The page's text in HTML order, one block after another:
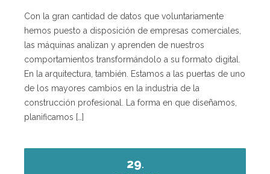
Con la gran cantidad de datos que voluntariamente
hemos puesto a disposición de empresas comerciales,
las máquinas analizan y aprenden de nuestros
comportamientos transformándolo a su formato digital.
En la arquitectura, también. Estamos a las puertas de uno
de los mayores cambios en la industria de la
construcción profesional. La forma en que diseñamos,
planificamos […]
29.